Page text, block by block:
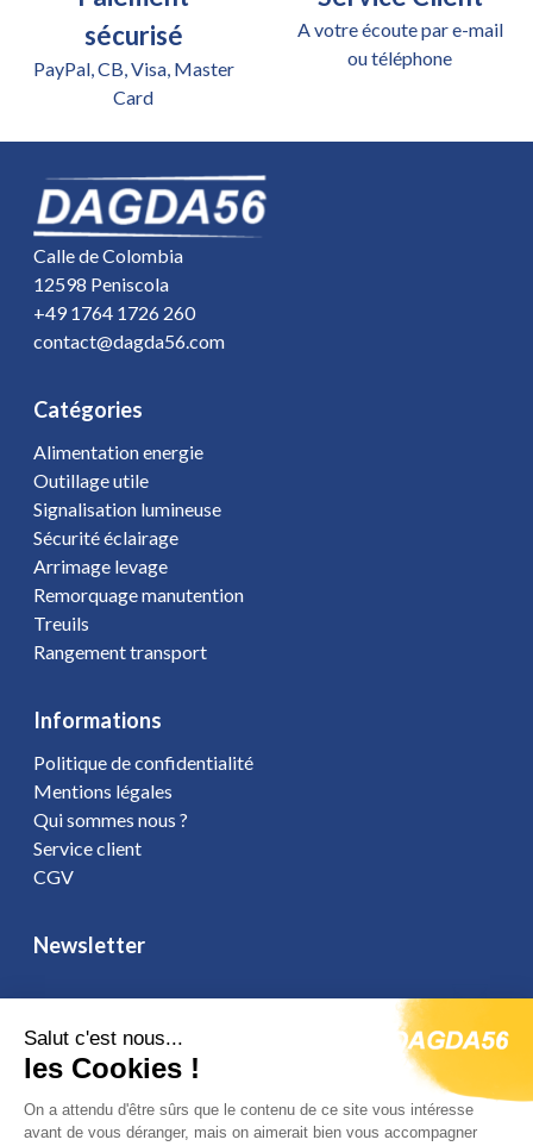
sécurisé
PayPal, CB, Visa, Master
Card
A votre écoute par e-mail
ou téléphone
Calle de Colombia
12598 Peniscola
+49 1764 1726 260
contact@dagda56.com
Catégories
Alimentation energie
Outillage utile
Signalisation lumineuse
Sécurité éclairage
Arrimage levage
Remorquage manutention
Treuils
Rangement transport
Informations
Politique de confidentialité
Mentions légales
Qui sommes nous ?
Service client
CGV
Newsletter
Vous affirmez avoir pris connaissance de notre
politique de
. Vous disposez d'un droit d'accès, de rectification et
d'opposition.
Salut c'est nous...
les Cookies !
On a attendu d'être sûrs que le contenu de ce site vous intéresse
avant de vous déranger, mais on aimerait bien vous accompagner